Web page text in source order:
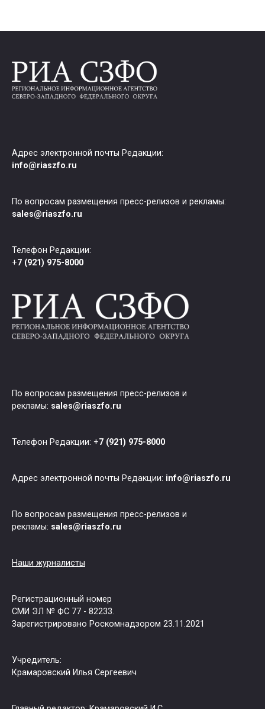
Адрес электронной почты Редакции:
info@riaszfo.ru
По вопросам размещения пресс-релизов и рекламы:
sales@riaszfo.ru
Телефон Редакции:
+7 (921) 975-8000
По вопросам размещения пресс-релизов и
рекламы: sales@riaszfo.ru
Телефон Редакции: +7 (921) 975-8000
Адрес электронной почты Редакции: info@riaszfo.ru
По вопросам размещения пресс-релизов и
рекламы: sales@riaszfo.ru
Наши журналисты
Регистрационный номер
СМИ ЭЛ № ФС 77 - 82233.
Зарегистрировано Роскомнадзором 23.11.2021
Учредитель:
Крамаровский Илья Сергеевич